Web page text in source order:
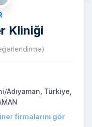
Kliniği
Adıyaman, Türkiye,
firmalarını gör